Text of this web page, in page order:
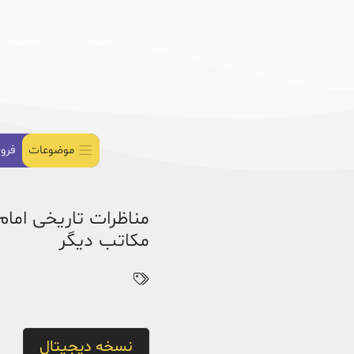
موضوعات
مناظرات تاریخی
مکاتب دیگر
نسخه دیجیتال